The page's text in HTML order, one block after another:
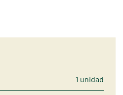
1 unidad